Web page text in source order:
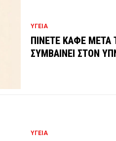
ΥΓΕΙΑ
ΠΙΝΕΤΕ ΚΑΦΕ ΜΕΤΑ
ΣΥΜΒΑΙΝΕΙ ΣΤΟΝ
ΥΓΕΙΑ